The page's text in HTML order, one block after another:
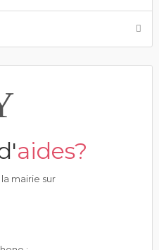
aides?
mairie sur